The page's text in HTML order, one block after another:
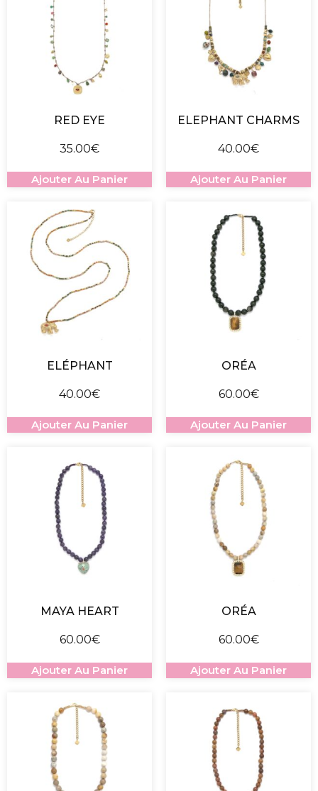
RED EYE
35.00€
Ajouter Au Panier
ELEPHANT CHARMS
40.00€
Ajouter Au Panier
ELÉPHANT
40.00€
Ajouter Au Panier
ORÉA
60.00€
Ajouter Au Panier
MAYA HEART
60.00€
Ajouter Au Panier
ORÉA
60.00€
Ajouter Au Panier